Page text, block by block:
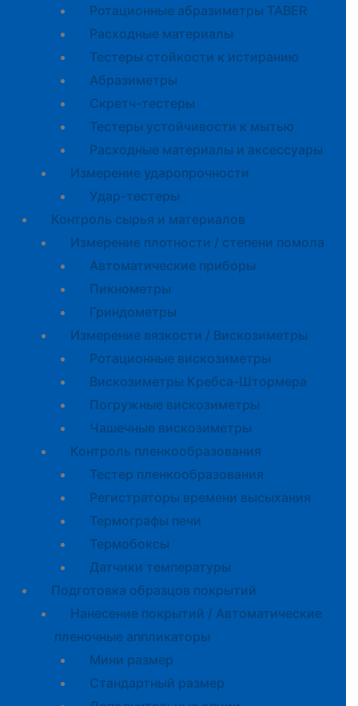
Ротационные абразиметры TABER
Расходные материалы
Тестеры стойкости к истиранию
Абразиметры
Скретч-тестеры
Тестеры устойчивости к мытью
Расходные материалы и аксессуары
Измерение ударопрочности
Удар-тестеры
Контроль сырья и материалов
Измерение плотности / степени помола
Автоматические приборы
Пикнометры
Гриндометры
Измерение вязкости / Вискозиметры
Ротационные вискозиметры
Вискозиметры Кребса-Штормера
Погружные вискозиметры
Чашечные вискозиметры
Контроль пленкообразования
Тестер пленкообразования
Регистраторы времени высыхания
Термографы печи
Термобоксы
Датчики температуры
Подготовка образцов покрытий
Нанесение покрытий / Автоматические
пленочные аппликаторы
Мини размер
Стандартный размер